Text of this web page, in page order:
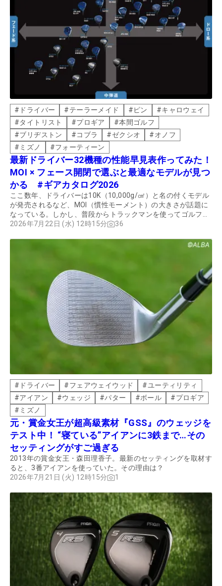
# ドライバー #テーラーメイド #ピン #キャロウェイ
#タイトリスト #プロギア #本間ゴルフ
#ブリヂストン #コブラ #ゼクシオ #オノフ
# ミズノ #フォーティーン
最新ドライバー32機種の性能早見表作ってみた！
MOI × フェース開閉で選ぶと最適なモデルが見つ
かる #ギアカタログ2026
ここ数年、ドライバーは10K（10,000g/㎠）と名の付くモデル
が発売されるなど、MOI（慣性モーメント）の大きさが話題に
なっている。しかし、普段からトラックマンを使ってゴルフク
ラブの性能をチェックしているツアープロの市原建彦は、別の
2026年7月22日 (水) 12時15分 36
# ドライバー #フェアウェイウッド #ユーティリティ
#アイアン #ウェッジ #パター #ボール #プロギア
# ミズノ
元・賞金女王が超高級素材『GSS』のウェッジを
テスト中！ “寝ている”アイアンに3鉄まで…その
セッティングがすご過ぎる
2013年の賞金女王・森田理香子。最新のセッティングを取材す
ると、3番アイアンを使っていた。その理由は？
2026年7月21日 (火) 12時15分
1